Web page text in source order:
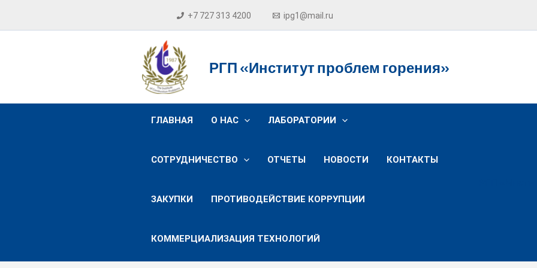
+7 727 313 4200 ipg1@mail.ru
РГП «Институт проблем горения»
ГЛАВНАЯ О НАС ЛАБОРАТОРИИ
СОТРУДНИЧЕСТВО ОТЧЕТЫ НОВОСТИ КОНТАКТЫ
ЗАКУПКИ ПРОТИВОДЕЙСТВИЕ КОРРУПЦИИ
КОММЕРЦИАЛИЗАЦИЯ ТЕХНОЛОГИЙ